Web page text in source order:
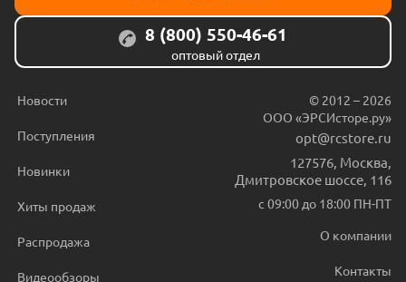
8 (800) 550-46-61
оптовый отдел
Новости
Поступления
Новинки
Хиты продаж
Распродажа
Видеообзоры
© 2012 – 2026
ООО «ЭРСИсторе.ру»
opt@rcstore.ru
127576 Москва
Дмитровское шоссе, 116
с 09:00 до 18:00 ПН-ПТ
О компании
Контакты